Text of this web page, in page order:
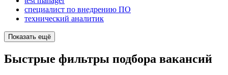
специалист по внедрению ПО
технический аналитик
Показать ещё
Быстрые фильтры подбора вакансий